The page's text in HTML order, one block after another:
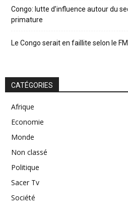
Congo: lutte d’influence autour du
primature
Le Congo serait en faillite selon le FMI
CATÉGORIES
Afrique
Economie
Monde
Non classé
Politique
Sacer Tv
Société